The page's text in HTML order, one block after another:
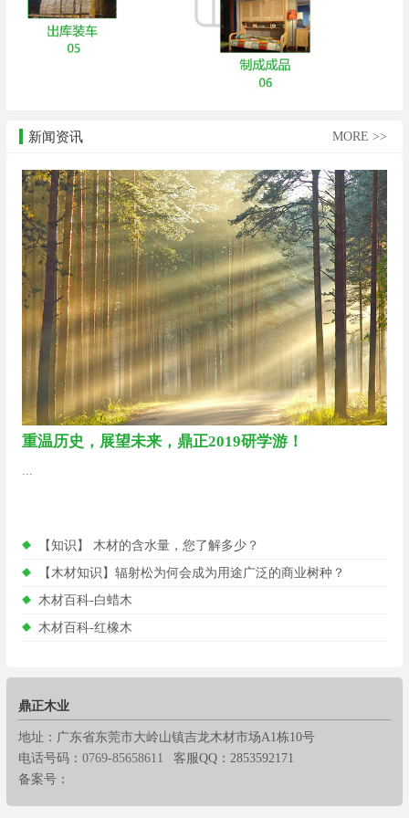
新闻资讯 MORE >>
重温历史，展望未来，鼎正2019研学游！
【知识】 木材的含水量，您了解多少？
【木材知识】辐射松为何会成为用途广泛的商业树种？
木材百科-白蜡木
木材百科-红橡木
鼎正木业
地址：广东省东莞市大岭山镇吉龙木材市场A1栋10号
电话号码： 0769-85658611
客服QQ：2853592171
备案号：